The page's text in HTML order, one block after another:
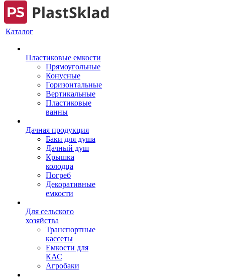
Каталог
Пластиковые емкости
Прямоугольные
Конусные
Горизонтальные
Вертикальные
Пластиковые
ванны
Дачная продукция
Баки для душа
Дачный душ
Крышка
колодца
Погреб
Декоративные
емкости
Для сельского
хозяйства
Транспортные
кассеты
Емкости для
КАС
Агробаки